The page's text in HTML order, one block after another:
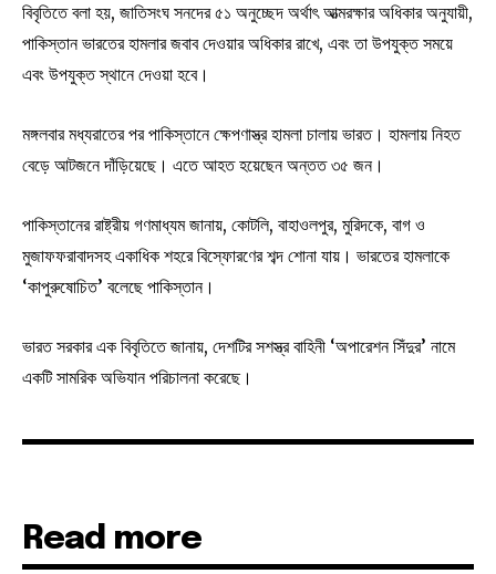
বিবৃতিতে বলা হয়, জাতিসংঘ সনদের ৫১ অনুচ্ছেদ অর্থাৎ আত্মরক্ষার অধিকার অনুযায়ী,
পাকিস্তান ভারতের হামলার জবাব দেওয়ার অধিকার রাখে, এবং তা উপযুক্ত সময়ে
এবং উপযুক্ত স্থানে দেওয়া হবে।
মঙ্গলবার মধ্যরাতের পর পাকিস্তানে ক্ষেপণাস্ত্র হামলা চালায় ভারত। হামলায় নিহত
বেড়ে আটজনে দাঁড়িয়েছে। এতে আহত হয়েছেন অন্তত ৩৫ জন।
পাকিস্তানের রাষ্ট্রীয় গণমাধ্যম জানায়, কোটলি, বাহাওলপুর, মুরিদকে, বাগ ও
মুজাফফরাবাদসহ একাধিক শহরে বিস্ফোরণের শব্দ শোনা যায়। ভারতের হামলাকে
‘কাপুরুষোচিত’ বলেছে পাকিস্তান।
ভারত সরকার এক বিবৃতিতে জানায়, দেশটির সশস্ত্র বাহিনী ‘অপারেশন সিঁদুর’ নামে
একটি সামরিক অভিযান পরিচালনা করেছে।
Read more